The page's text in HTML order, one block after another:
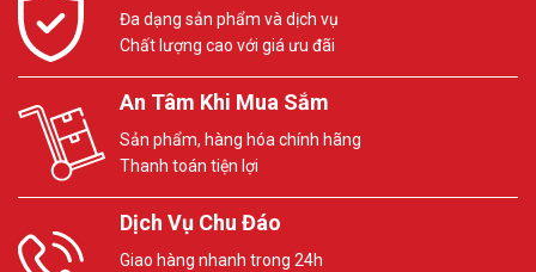
Đa dạng sản phẩm và dịch vụ
Chất lượng cao với giá ưu đãi
An Tâm Khi Mua Sắm
Sản phẩm, hàng hóa chính hãng
Thanh toán tiện lợi
Dịch Vụ Chu Đáo
Giao hàng nhanh trong 24h